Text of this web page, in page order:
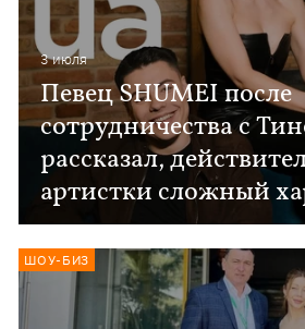
3 июля
Певец SHUMEI после
сотрудничества с
рассказал,
артистки сложный
ШОУ-БИЗ